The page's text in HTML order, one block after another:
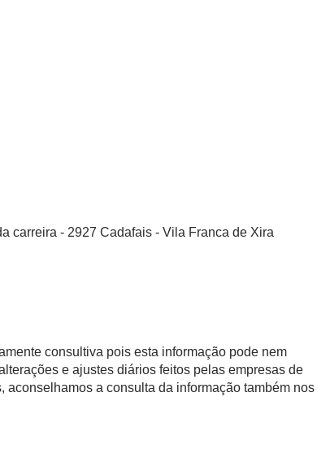
carreira - 2927 Cadafais - Vila Franca de Xira
consultiva pois esta informação pode nem
e ajustes diários feitos pelas empresas de
aconselhamos a consulta da informação também nos